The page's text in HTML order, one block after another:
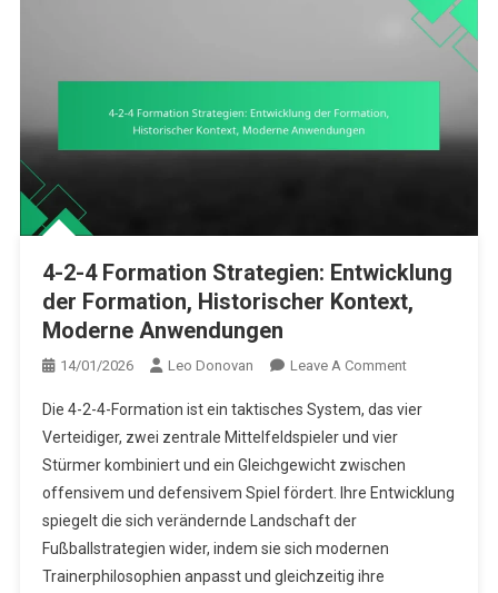
4-2-4 Formation Strategien: Entwicklung
der Formation, Historischer Kontext,
Moderne Anwendungen
14/01/2026 Leo Donovan Leave A CommentOn
2-
Strategien:
Die 4-2-4-Formation ist ein taktisches System, das vier
Verteidiger, zwei zentrale Mittelfeldspieler und vier
Stürmer kombiniert und ein Gleichgewicht zwischen
offensivem und defensivem Spiel fördert. Ihre Entwicklung
spiegelt die sich verändernde Landschaft der
Fußballstrategien wider, indem sie sich modernen
Trainerphilosophien anpasst und gleichzeitig ihre